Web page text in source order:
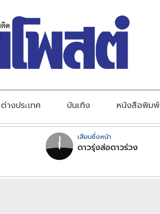
ต่างประเทศ บันเทิง หนังสือพิมพ์
เสียบซึ่งหน้า
ดาวรุ่งส่อดาวร่วง